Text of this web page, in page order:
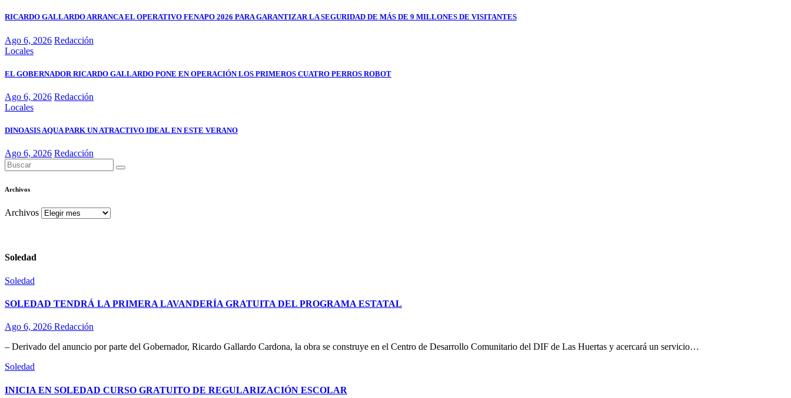
RICARDO GALLARDO ARRANCA EL OPERATIVO FENAPO 2026 PARA GARANTIZAR LA SEGURIDAD DE MÁS DE 9 MILLONES DE VISITANTES
Ago 6, 2026 Redacción
Locales
EL GOBERNADOR RICARDO GALLARDO PONE EN OPERACIÓN LOS PRIMEROS CUATRO PERROS ROBOT
Ago 6, 2026 Redacción
Locales
DINOASIS AQUA PARK UN ATRACTIVO IDEAL EN ESTE VERANO
Ago 6, 2026 Redacción
Archivos
Archivos
Soledad
Soledad
SOLEDAD TENDRÁ LA PRIMERA LAVANDERÍA GRATUITA DEL PROGRAMA ESTATAL
Ago 6, 2026 Redacción
– Derivado del anuncio por parte del Gobernador, Ricardo Gallardo Cardona, la obra se construye en el Centro de Desarrollo Comunitario del DIF de Las Huertas y acercará un servicio…
Soledad
INICIA EN SOLEDAD CURSO GRATUITO DE REGULARIZACIÓN ESCOLAR